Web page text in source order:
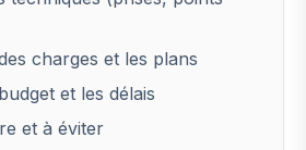
charges et les plans
et les délais
et à éviter